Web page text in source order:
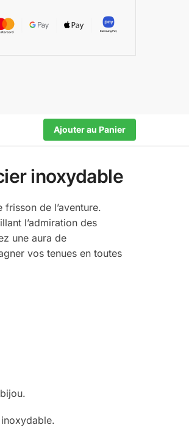
Ajouter au Panier
inoxydable
de l’aventure.
l’admiration des
une aura de
vos tenues en toutes